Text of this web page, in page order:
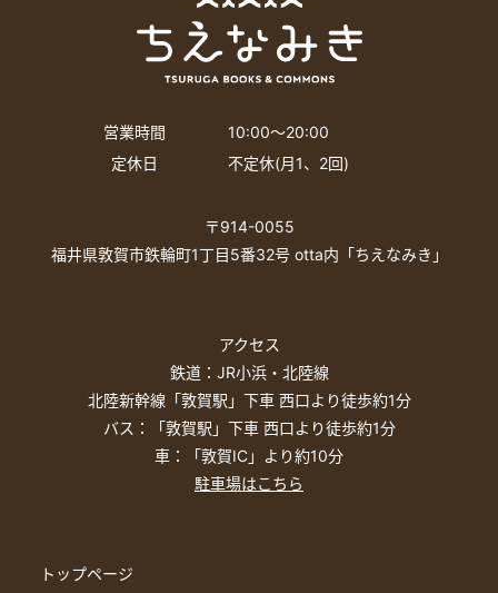
営業時間
10:00〜20:00
定休日
不定休(月1、2回)
〒914-0055
福井県敦賀市鉄輪町1丁目5番32号 otta内「ちえなみき」
アクセス
鉄道：JR小浜・北陸線
北陸新幹線「敦賀駅」下車 西口より徒歩約1分
バス：「敦賀駅」下車 西口より徒歩約1分
車：「敦賀IC」より約10分
駐車場はこちら
トップページ